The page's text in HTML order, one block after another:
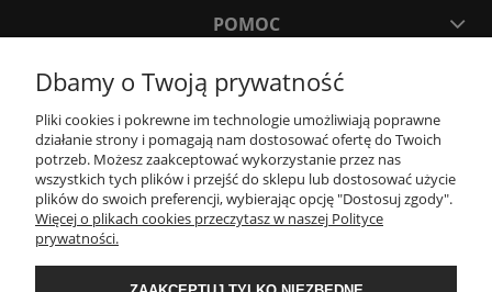
POMOC
MOJE KONTO
PŁATNOŚCI I DOSTAWA
KONTAKT
Dbamy o Twoją prywatność
Pliki cookies i pokrewne im technologie umożliwiają poprawne
działanie strony i pomagają nam dostosować ofertę do Twoich
potrzeb. Możesz zaakceptować wykorzystanie przez nas
wszystkich tych plików i przejść do sklepu lub dostosować użycie
plików do swoich preferencji, wybierając opcję "Dostosuj zgody".
Więcej o plikach cookies przeczytasz w naszej Polityce
prywatności.